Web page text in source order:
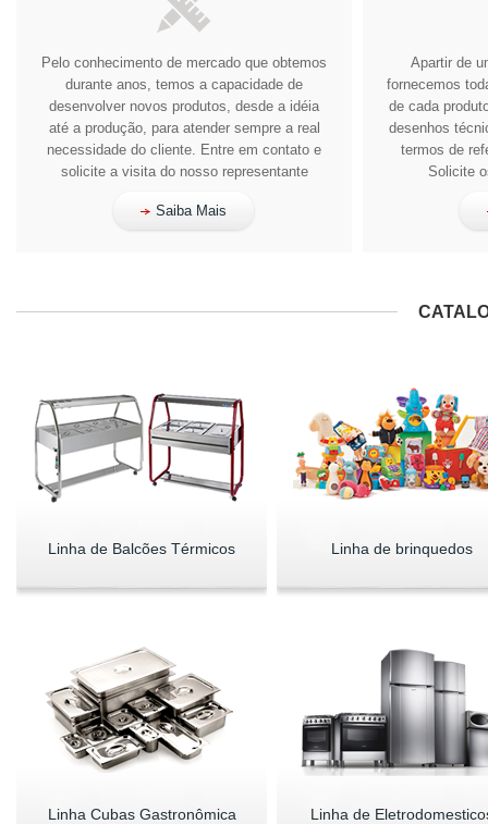
Pelo conhecimento de mercado que obtemos
durante anos, temos a capacidade de
desenvolver novos produtos, desde a idéia
até a produção, para atender sempre a real
necessidade do cliente. Entre em contato e
solicite a visita do nosso representante
Saiba Mais
Apartir de
fornecemos
de cada
desenhos
termos de
Solicite
Linha de Balcões Térmicos Linha de brinquedos
Linha Cubas Gastronômica Linha de